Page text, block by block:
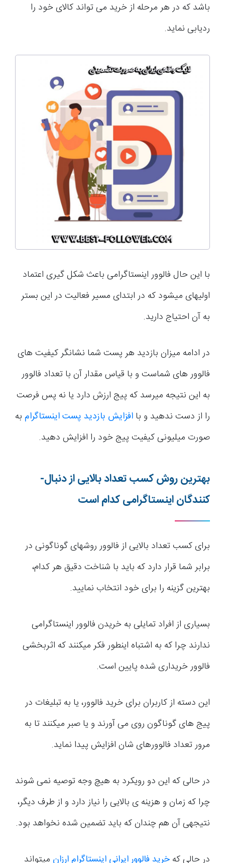
باشد که در هر مرحله از خرید می تواند کالای خود را
ردیابی نماید.
با این حال فالوور اینستاگرامی باعث شکل گیری اعتماد
اولیه­ای می­شود که در ابتدای مسیر فعالیت در این بستر
به آن احتیاج دارید.
در ادامه میزان بازدید هر پست شما نشانگر کیفیت های
فالوور های شماست و با قیاس مقدار آن با تعداد فالوور
به این نتیجه میرسد که پیج ارزش دارد یا نه پس فرصت
را از دست ندهید و با افزایش بازدید پست اینستاگرام به
صورت میلیونی کیفیت پیج خود را افزایش دهید.
بهترین روش کسب تعداد بالایی از دنبال­
کنندگان اینستاگرامی کدام است
برای کسب تعداد بالایی از فالوور روش­های گوناگونی در
برابر شما قرار دارد که باید با شناخت دقیق هر کدام،
بهترین گزینه را برای خود انتخاب نمایید.
بسیاری از افراد تمایلی به خریدن فالوور اینستاگرامی
ندارند چرا که به اشتباه اینطور فکر می­کنند که اثربخشی
فالوور خریداری شده پایین است.
این دسته از کاربران برای خرید فالوور، یا به تبلیغات در
پیج های گوناگون روی می آورند و یا صبر می­کنند تا به
مرور تعداد فالوورهای شان افزایش پیدا نماید.
در حالی که این دو رویکرد به هیچ وجه توصیه نمی شوند
چرا که زمان و هزینه ی بالایی را نیاز دارد و از طرف دیگر،
نتیجه­ی آن هم چندان که باید تضمین شده نخواهد بود.
در حالی که خرید فالوور ایرانی اینستاگرام ارزان می­تواند